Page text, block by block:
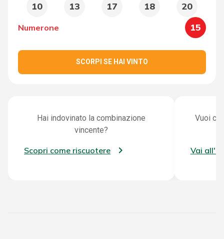
10 13 17 18 20
Numerone 15
SCORPI SE HAI VINTO
Hai indovinato la combinazione
vincente?
Scopri come riscuotere
Vuoi
Vai